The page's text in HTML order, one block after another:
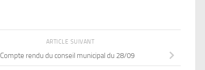
ARTICLE SUIVANT
Compte rendu du conseil municipal du 28/09